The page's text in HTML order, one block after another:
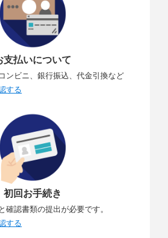
支払いについて
ンビニ、銀行振込、代金引換など
する
初回お手続き
確認書類の提出が必要です。
する